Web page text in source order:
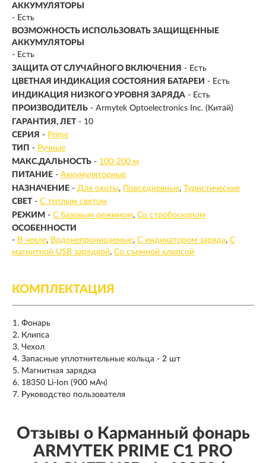
АККУМУЛЯТОРЫ
- Есть
ВОЗМОЖНОСТЬ ИСПОЛЬЗОВАТЬ ЗАЩИЩЕННЫЕ
АККУМУЛЯТОРЫ
- Есть
ЗАЩИТА ОТ СЛУЧАЙНОГО ВКЛЮЧЕНИЯ - Есть
ЦВЕТНАЯ ИНДИКАЦИЯ СОСТОЯНИЯ БАТАРЕИ - Есть
ИНДИКАЦИЯ НИЗКОГО УРОВНЯ ЗАРЯДА - Есть
ПРОИЗВОДИТЕЛЬ - Armytek Optoelectronics Inc. (Китай)
ГАРАНТИЯ, ЛЕТ - 10
СЕРИЯ - Prime
ТИП - Ручные
МАКС.ДАЛЬНОСТЬ - 100-200 м
ПИТАНИЕ - Аккумуляторные
НАЗНАЧЕНИЕ - Для охоты Повседневные Туристические
СВЕТ - С теплым светом
РЕЖИМ - С базовым режимом Со стробоскопом
ОСОБЕННОСТИ
- В чехле Водонепроницаемые С индикатором заряда С
магнитной USB зарядкой Со съемной клипсой
КОМПЛЕКТАЦИЯ
Фонарь
Клипса
Чехол
Запасные уплотнительные кольца - 2 шт
Магнитная зарядка
18350 Li-Ion (900 мАч)
Руководство пользователя
Отзывы о Карманный фонарь
ARMYTEK PRIME C1 PRO